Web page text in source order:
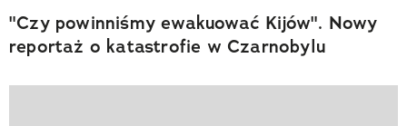
"Czy powinniśmy ewakuować Kijów". Nowy
reportaż o katastrofie w Czarnobylu